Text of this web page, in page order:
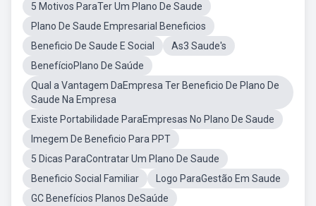
5 Motivos ParaTer Um Plano De Saude
Plano De Saude Empresarial Beneficios
Beneficio De Saude E Social
As3 Saude's
BenefícioPlano De Saúde
Qual a Vantagem DaEmpresa Ter Beneficio De Plano De
Saude Na Empresa
Existe Portabilidade ParaEmpresas No Plano De Saude
Imegem De Beneficio Para PPT
5 Dicas ParaContratar Um Plano De Saude
Beneficio Social Familiar
Logo ParaGestão Em Saude
GC Benefícios Planos DeSaúde